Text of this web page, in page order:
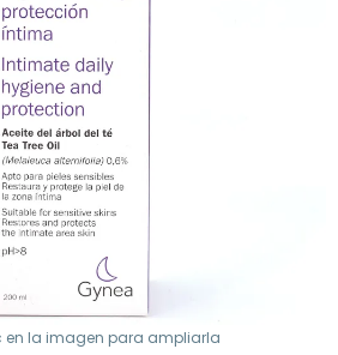
en la imagen para ampliarla